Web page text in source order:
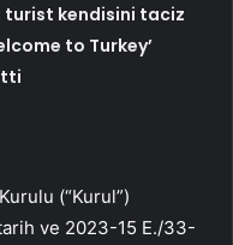
turist kendisini taciz
to Turkey’
(“Kurul”)
ve 2023-15 E./33-